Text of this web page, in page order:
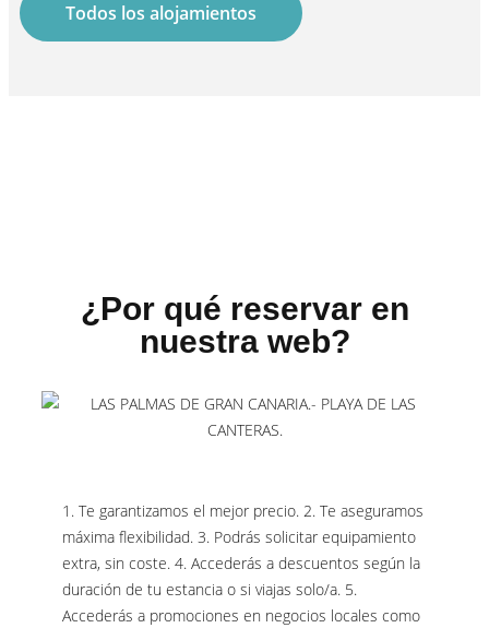
Todos los alojamientos
¿Por qué reservar en
nuestra web?
1. Te garantizamos el mejor precio. 2. Te aseguramos
máxima flexibilidad. 3. Podrás solicitar equipamiento
extra, sin coste. 4. Accederás a descuentos según la
duración de tu estancia o si viajas solo/a. 5.
Accederás a promociones en negocios locales como